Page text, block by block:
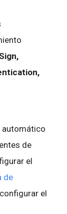
automático
de
el
de
el